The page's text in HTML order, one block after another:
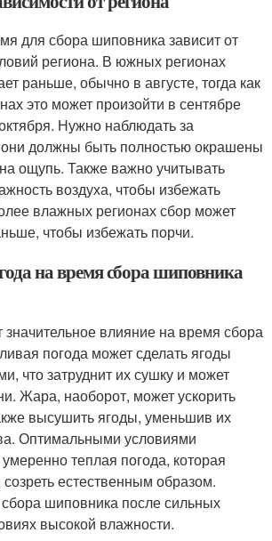
для сбора шиповника зависит от
региона. В южных регионах
раньше, обычно в августе, тогда как
это может произойти в сентябре
Нужно наблюдать за
они должны быть полностью окрашены
ощупь. Также важно учитывать
воздуха, чтобы избежать
влажных регионах сбор может
чтобы избежать порчи.
на время сбора шиповника
значительное влияние на время сбора
погода может сделать ягоды
что затруднит их сушку и может
Жара, наоборот, может ускорить
высушить ягоды, уменьшив их
Оптимальными условиями
теплая погода, которая
естественным образом.
сбора шиповника после сильных
высокой влажности.